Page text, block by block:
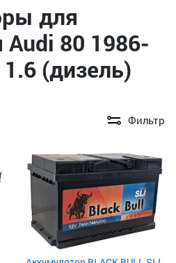
для
80 1986-
(дизель)
Фильтр